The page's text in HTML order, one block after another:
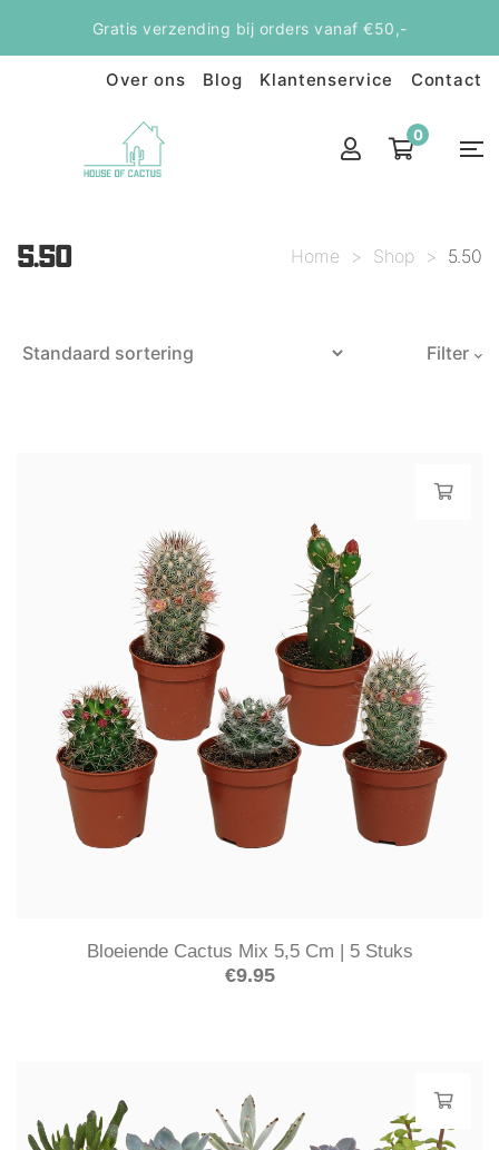
Gratis verzending bij orders vanaf €50,-
Over ons Blog Klantenservice Contact
0
5.50 Home > Shop > 5.50
Filter
Bloeiende Cactus Mix 5,5 Cm | 5 Stuks
€9.95